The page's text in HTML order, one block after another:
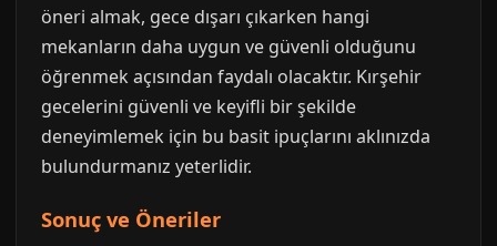
öneri almak, gece dışarı çıkarken hangi
mekanların daha uygun ve güvenli olduğunu
öğrenmek açısından faydalı olacaktır. Kırşehir
gecelerini güvenli ve keyifli bir şekilde
deneyimlemek için bu basit ipuçlarını aklınızda
bulundurmanız yeterlidir.
Sonuç ve Öneriler